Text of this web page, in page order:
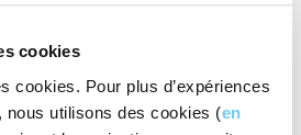
cookies
cookies. Pour plus d’expériences
nous utilisons des cookies (en
OUR HELPLINE